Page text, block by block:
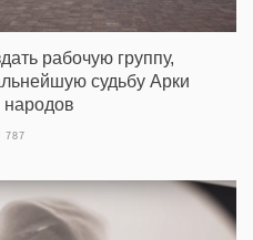
рабочую группу,
судьбу Арки
787